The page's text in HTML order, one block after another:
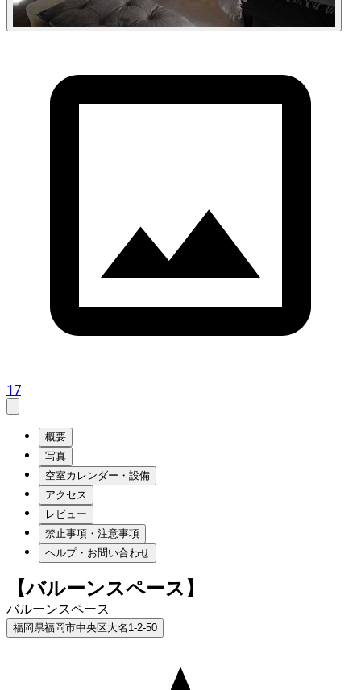
17
概要
写真
空室カレンダー・設備
アクセス
レビュー
禁止事項・注意事項
ヘルプ・お問い合わせ
【バルーンスペース】
バルーンスペース
福岡県福岡市中央区大名1-2-50